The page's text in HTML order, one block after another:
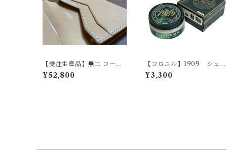
【受注生産品】無二 コード
バン名刺入れ オイルコー
ドバン・ナチュラル×ベージ
¥52,800
【コロニル】1909 シュプ
リーム クリームデラック
ス
¥3,300